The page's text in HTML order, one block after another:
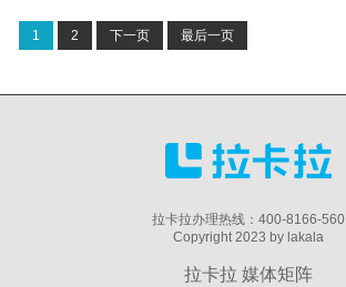
1 2 下一页 最后一页
拉卡拉办理热线：400-8166-560
Copyright 2023 by lakala
拉卡拉 媒体矩阵